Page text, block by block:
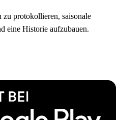
protokollieren, saisonale
eine Historie aufzubauen.